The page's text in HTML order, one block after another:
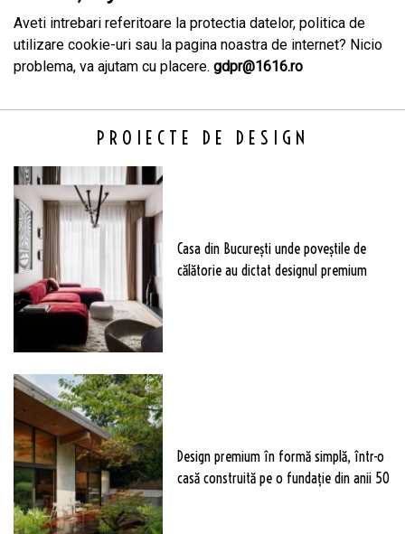
Aveti intrebari referitoare la protectia datelor, politica de
utilizare cookie-uri sau la pagina noastra de internet? Nicio
problema, va ajutam cu placere. gdpr@1616.ro
PROIECTE DE DESIGN
Casa din București unde poveștile de
călătorie au dictat designul premium
Design premium în formă simplă, într-o
casă construită pe o fundație din anii 50